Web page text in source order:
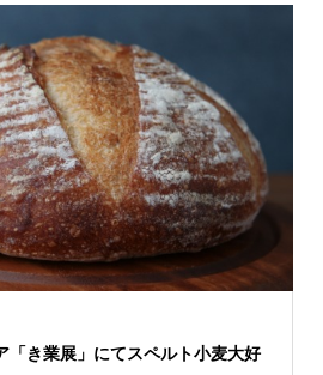
「き業展」にてスペルト小麦大好